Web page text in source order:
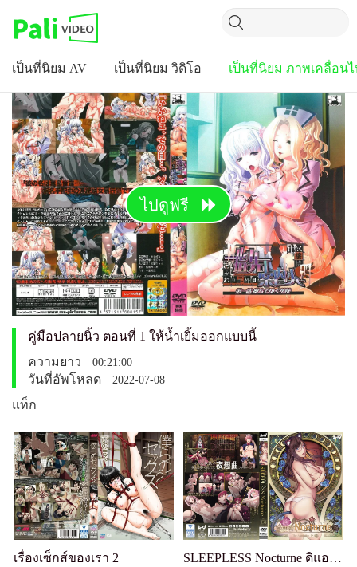
เป็นที่นิยม AV เป็นที่นิยม วิดิโอ เป็นที่นิยม ภาพเคลื่อน
ไปดูฟรี
คู่มือปลายนิ้ว ตอนที่ 1 ให้น้ำเยิ้มออกแบบนี้
ความยาว
00:21:00
วันที่อัพโหลด 2022-07-08
แท็ก
เรื่องเซ็กส์ของเรา 2 SLEEPLESS Nocturne ดิแอนิเมชั่น เล่ม 1